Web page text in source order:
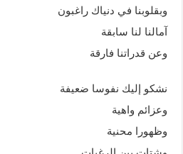
وبقلوبنا في دنياك راغبون
آمالنا لنا سابقة
وعن قدراتنا فارقة
نشكو إليك نفوسا ضعيفة
وعزائم واهية
وظهورا محنية